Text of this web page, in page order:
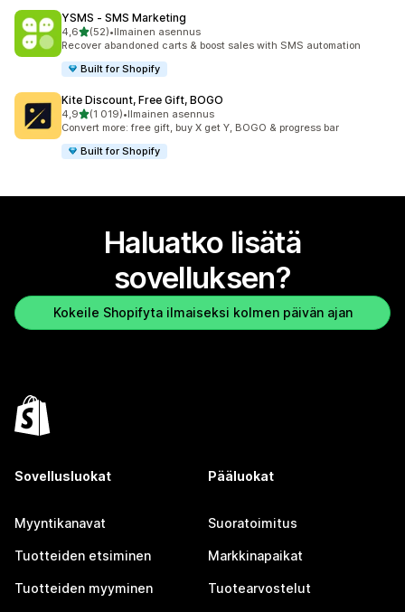
YSMS ‑ SMS Marketing
4,6/ 5 tähteä
(52)
52 arvostelua yhteensä
•Ilmainen asennus
Recover abandoned carts & boost sales with SMS automation
Built for Shopify
Kite Discount, Free Gift, BOGO
4,9/ 5 tähteä
(1 019)
1019 arvostelua yhteensä
•Ilmainen asennus
Convert more: free gift, buy X get Y, BOGO & progress bar
Built for Shopify
Haluatko lisätä
sovelluksen?
Kokeile Shopifyta ilmaiseksi kolmen päivän ajan
Sovellusluokat
Myyntikanavat
Tuotteiden etsiminen
Tuotteiden myyminen
Pääluokat
Suoratoimitus
Markkinapaikat
Tuotearvostelut